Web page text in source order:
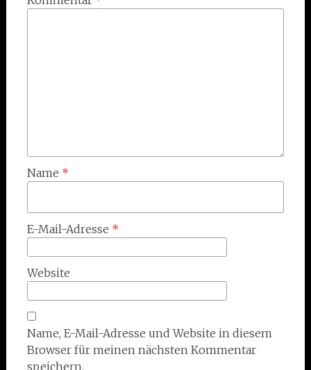
Name *
E-Mail-Adresse *
Website
Name, E-Mail-Adresse und Website in diesem
Browser für meinen nächsten Kommentar
speichern.